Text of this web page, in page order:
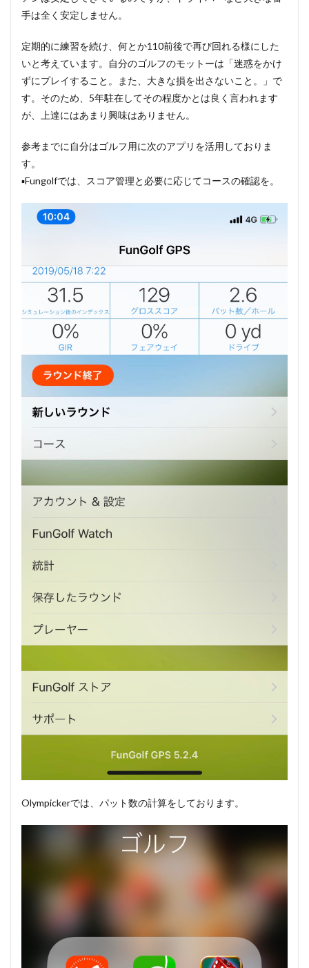
手は全く安定しません。
定期的に練習を続け、何とか110前後で再び回れる様にした
いと考えています。自分のゴルフのモットーは「迷惑をかけ
ずにプレイすること。また、大きな損を出さないこと。」で
す。そのため、5年駐在してその程度かとは良く言われます
が、上達にはあまり興味はありません。
参考までに自分はゴルフ用に次のアプリを活用しておりま
す。
▪️Fungolfでは、スコア管理と必要に応じてコースの確認を。
Olympickerでは、パット数の計算をしております。